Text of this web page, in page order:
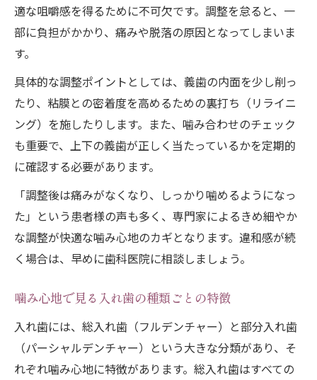
適な咀嚼感を得るために不可欠です。調整を怠ると、一
部に負担がかかり、痛みや脱落の原因となってしまいま
す。
具体的な調整ポイントとしては、義歯の内面を少し削っ
たり、粘膜との密着度を高めるための裏打ち（リライニ
ング）を施したりします。また、噛み合わせのチェック
も重要で、上下の義歯が正しく当たっているかを定期的
に確認する必要があります。
「調整後は痛みがなくなり、しっかり噛めるようになっ
た」という患者様の声も多く、専門家によるきめ細やか
な調整が快適な噛み心地のカギとなります。違和感が続
く場合は、早めに歯科医院に相談しましょう。
噛み心地で見る入れ歯の種類ごとの特徴
入れ歯には、総入れ歯（フルデンチャー）と部分入れ歯
（パーシャルデンチャー）という大きな分類があり、そ
れぞれ噛み心地に特徴があります。総入れ歯はすべての